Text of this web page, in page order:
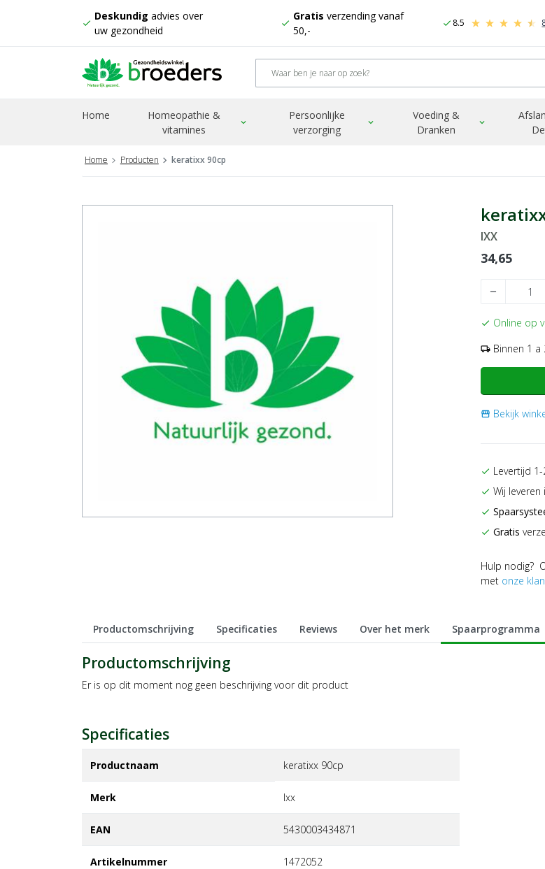
check
Deskundig advies over
uw gezondheid
check
Gratis verzending vanaf
50,-
check 8.5
Home
Homeopathie &
vitamines
expand_more
Persoonlijke
verzorging
expand_more
Voeding &
Dranken
expand_more
Home Producten keratixx 90cp
IXX
34,65
remove
check Online op
local_shipping Binnen 1 a
storefront Bekijk
check Levertijd
check Wij leveren
check
check Gratis
Hulp nodig?
met onze
Productomschrijving Specificaties Reviews Over het merk Spaarprogramma
Productomschrijving
Er is op dit moment nog geen beschrijving voor dit product
Specificaties
Productnaam keratixx 90cp
Merk ixx
EAN 5430003434871
Artikelnummer 1472052